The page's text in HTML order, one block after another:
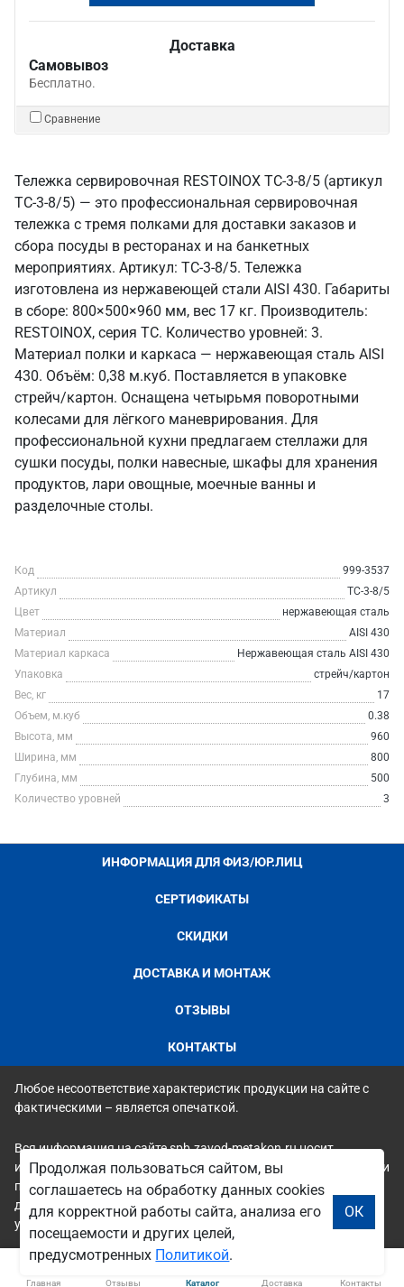
Доставка
Самовывоз
Бесплатно.
Сравнение
Тележка сервировочная RESTOINOX ТС-3-8/5 (артикул
ТС-3-8/5) — это профессиональная сервировочная
тележка с тремя полками для доставки заказов и
сбора посуды в ресторанах и на банкетных
мероприятиях. Артикул: ТС-3-8/5. Тележка
изготовлена из нержавеющей стали AISI 430. Габариты
в сборе: 800×500×960 мм, вес 17 кг. Производитель:
RESTOINOX, серия ТС. Количество уровней: 3.
Материал полки и каркаса — нержавеющая сталь AISI
430. Объём: 0,38 м.куб. Поставляется в упаковке
стрейч/картон. Оснащена четырьмя поворотными
колесами для лёгкого маневрирования. Для
профессиональной кухни предлагаем стеллажи для
сушки посуды, полки навесные, шкафы для хранения
продуктов, лари овощные, моечные ванны и
разделочные столы.
Код
999-3537
Артикул
ТС-3-8/5
Цвет
нержавеющая сталь
Материал
AISI 430
Материал каркаса
Нержавеющая сталь AISI 430
Упаковка
стрейч/картон
Вес, кг
17
Объем, м.куб
0.38
Высота, мм
960
Ширина, мм
800
Глубина, мм
500
Количество уровней
3
ИНФОРМАЦИЯ ДЛЯ ФИЗ/ЮР.ЛИЦ
СЕРТИФИКАТЫ
СКИДКИ
ДОСТАВКА И МОНТАЖ
ОТЗЫВЫ
КОНТАКТЫ
Любое несоответствие характеристик продукции на сайте с
фактическими – является опечаткой.
Вся информация на сайте spb.zavod-metakon.ru носит
исключительно ознакомительный и справочный характер и ни
при каких условиях не является публичной офертой. Всю
дополнительную информацию можно узнать по телефонам
указанным на сайте.
Главная Отзывы Каталог Доставка Контакты
Продолжая пользоваться сайтом, вы
соглашаетесь на обработку данных cookies
для корректной работы сайта, анализа его
посещаемости и других целей,
предусмотренных Политикой.
ОК